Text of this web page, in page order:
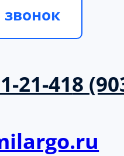
звонок
21-418